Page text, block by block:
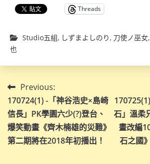
Threads
Studio五組, しずまよしのり, 刀使ノ巫女,
也
文
章
導
覽
Previous:
170724(1) -「神谷浩史×島崎
信長」PK學園六少(?)登台、
爆笑動畫《齊木楠雄的災難》
第二期將在2018年初播出！
石」溫柔
畫改編
石之國